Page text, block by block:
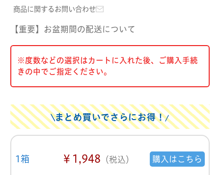
商品に関するお問い合わせ
【重要】お盆期間の配送について
※度数などの選択はカートに入れた後、ご購入手続
きの中でご指定ください。
まとめ買いでさらにお得！
1箱 ￥1,948 （税込） 購入はこちら